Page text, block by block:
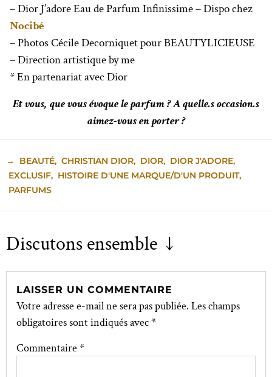
– Dior J’adore Eau de Parfum Infinissime – Dispo chez
Nocibé
– Photos Cécile Decorniquet pour BEAUTYLICIEUSE
– Direction artistique by me
* En partenariat avec Dior
Et vous, que vous évoque le parfum ?A quelle.s occasion.s
aimez-vous en porter ?
→ BEAUTÉ, CHRISTIAN DIOR, DIOR, DIOR J'ADORE,
EXCLUSIF, HISTOIRE D'UNE MARQUE/D'UN PRODUIT,
PARFUMS
Discutons ensemble ↓
LAISSER UN COMMENTAIRE
Votre adresse e-mail ne sera pas publiée. Les champs
obligatoires sont indiqués avec*
Commentaire *